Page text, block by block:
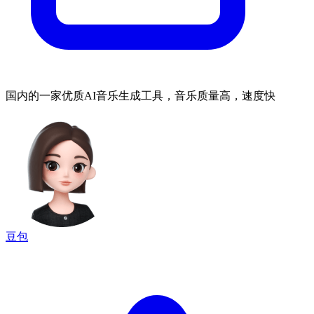
国内的一家优质AI音乐生成工具，音乐质量高，速度快
豆包